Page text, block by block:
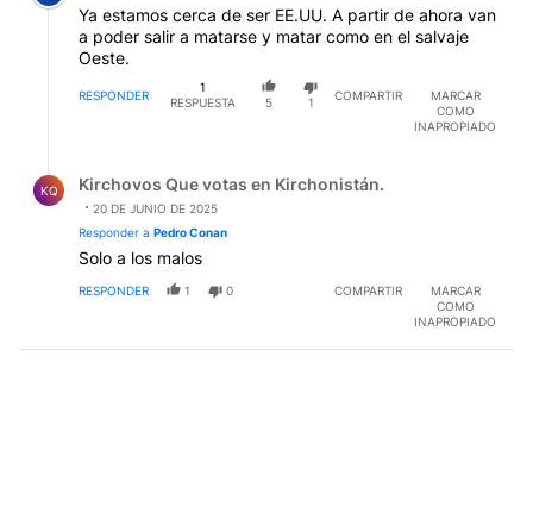
Ya estamos cerca de ser EE.UU. A partir de ahora van
a poder salir a matarse y matar como en el salvaje
Oeste.
RESPONDER
1
RESPUESTA
5 1
COMPARTIR
MARCAR
COMO
INAPROPIADO
KQ Kirchovos Que votas en Kirchonistán.
20 DE JUNIO DE 2025
Responder a Pedro Conan
Solo a los malos
RESPONDER 1 0 COMPARTIR
MARCAR
COMO
INAPROPIADO